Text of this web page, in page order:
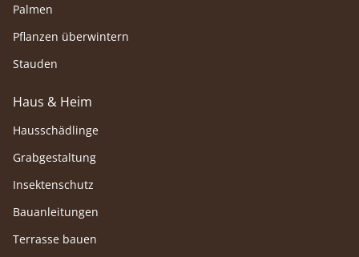
Palmen
Pflanzen überwintern
Stauden
Haus & Heim
Hausschädlinge
Grabgestaltung
Insektenschutz
Bauanleitungen
Terrasse bauen